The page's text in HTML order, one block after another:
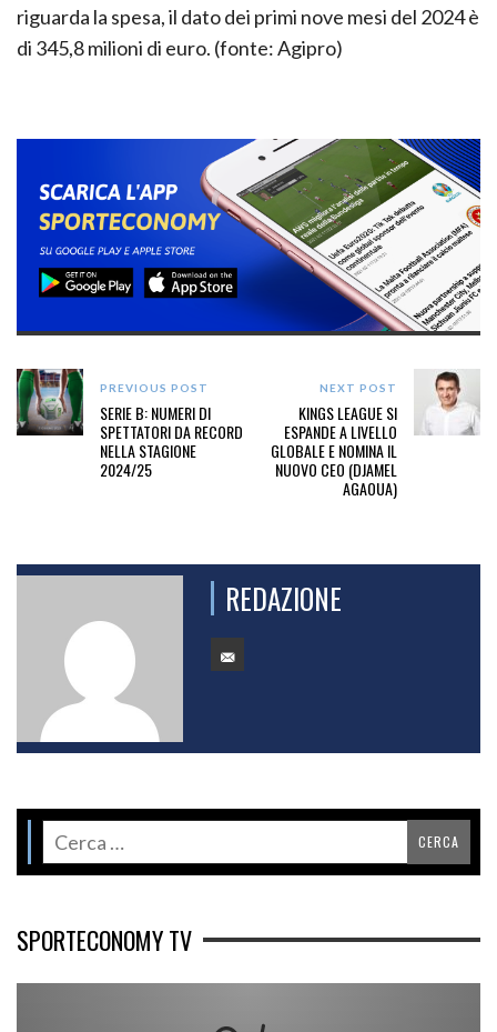
riguarda la spesa, il dato dei primi nove mesi del 2024 è
di 345,8 milioni di euro. (fonte: Agipro)
PREVIOUS POST
SERIE B: NUMERI DI
SPETTATORI DA RECORD
NELLA STAGIONE
2024/25
NEXT POST
KINGS LEAGUE SI
ESPANDE A LIVELLO
GLOBALE E NOMINA IL
NUOVO CEO (DJAMEL
AGAOUA)
REDAZIONE
SPORTECONOMY TV